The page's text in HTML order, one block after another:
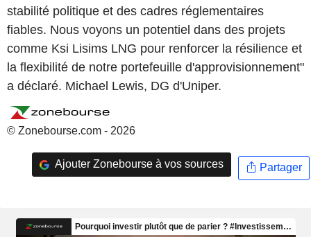
stabilité politique et des cadres réglementaires
fiables. Nous voyons un potentiel dans des projets
comme Ksi Lisims LNG pour renforcer la résilience et
la flexibilité de notre portefeuille d'approvisionnement"
a déclaré. Michael Lewis, DG d'Uniper.
© Zonebourse.com - 2026
Ajouter Zonebourse à vos sources Partager